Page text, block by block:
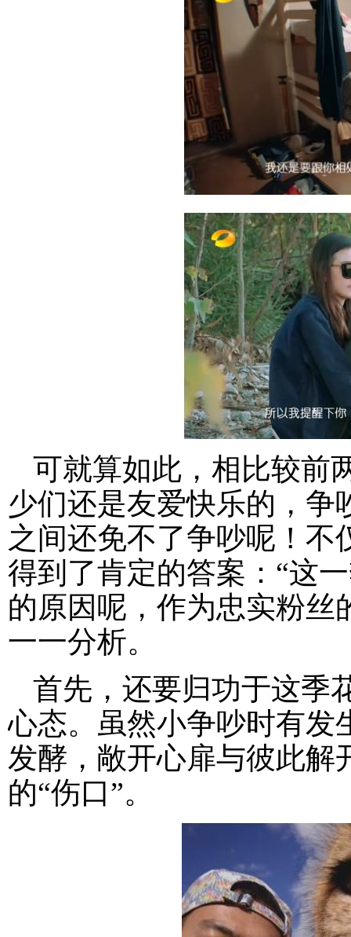
可就算如此，相比较前
少们还是友爱快乐的，争
之间还免不了争吵呢！
得到了肯定的答案：“这
的原因呢，作为忠实粉丝
一一分析。
首先，还要归功于这季
心态。虽然小争吵时有发
发酵，敞开心扉与彼此解
的“伤口”。